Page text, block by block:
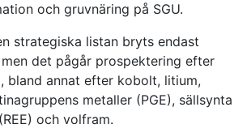
och gruvnäring på SGU.
strategiska listan bryts endast
det pågår prospektering efter
bland annat efter kobolt, litium,
metaller (PGE), sällsynta
och volfram.